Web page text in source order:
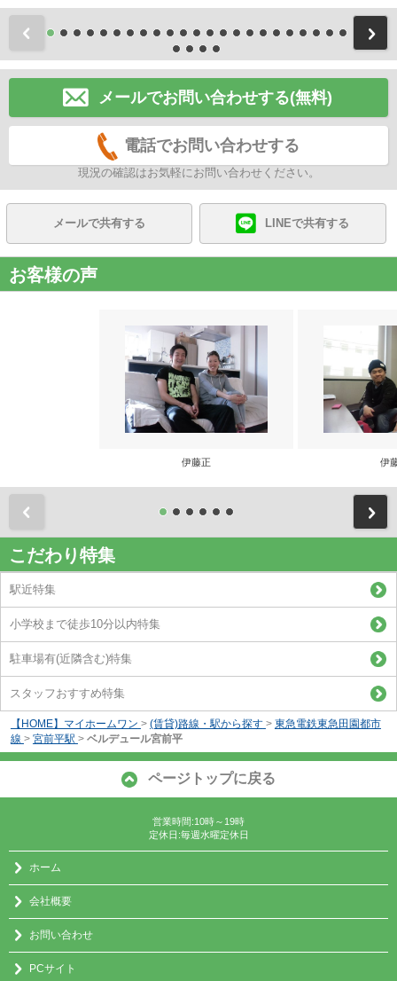
前
メールでお問い合わせする(無料)
電話でお問い合わせする
現況の確認はお気軽にお問い合わせください。
メールで共有する LINEで共有する
お客様の声
伊藤正 伊
こだわり特集
駅近特集
小学校まで徒歩10分以内特集
駐車場有(近隣含む)特集
スタッフおすすめ特集
【HOME】マイホームワン > (賃貸)路線・駅から探す > 東急電鉄東急田園都市
線 > 宮前平駅 > ベルデュール宮前平
ページトップに戻る
営業時間:10時～19時
定休日:毎週水曜定休日
ホーム
会社概要
お問い合わせ
PCサイト